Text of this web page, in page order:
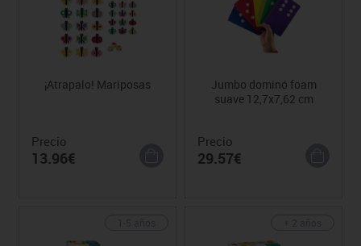
¡Atrapalo! Mariposas
Precio
13.96€
Jumbo dominó foam
suave 12,7x7,62 cm
Precio
29.57€